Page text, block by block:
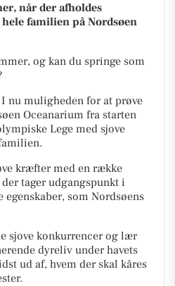
når der afholdes
familien på Nordsøen
og kan du springe som
nu muligheden for at prøve
Oceanarium fra starten
Lege med sjove
kræfter med en række
tager udgangspunkt i
som Nordsøens
sjove konkurrencer og lær
dyreliv under havets
ud af, hvem der skal kåres